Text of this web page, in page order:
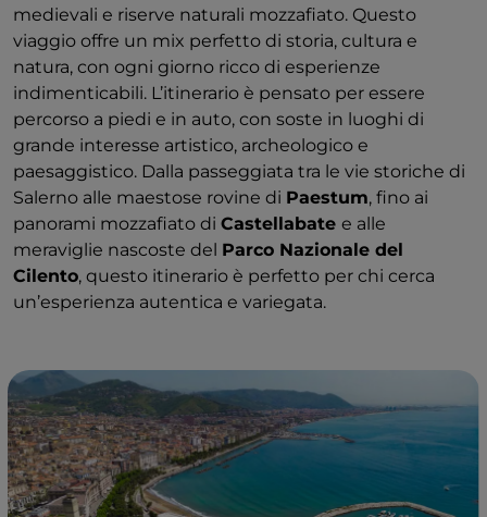
medievali e riserve naturali mozzafiato. Questo
viaggio offre un mix perfetto di storia, cultura e
natura, con ogni giorno ricco di esperienze
indimenticabili. L’itinerario è pensato per essere
percorso a piedi e in auto, con soste in luoghi di
grande interesse artistico, archeologico e
paesaggistico. Dalla passeggiata tra le vie storiche di
Salerno alle maestose rovine di Paestum, fino ai
panorami mozzafiato di Castellabate e alle
meraviglie nascoste del Parco Nazionale del
Cilento, questo itinerario è perfetto per chi cerca
un’esperienza autentica e variegata.